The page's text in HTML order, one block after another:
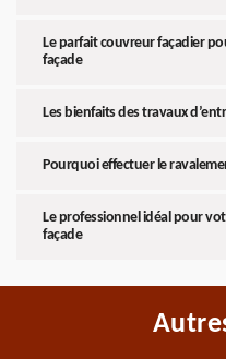
Le parfait couvreur façadier
façade
Les bienfaits des travaux
Pourquoi effectuer le
Le professionnel idéal pour
façade